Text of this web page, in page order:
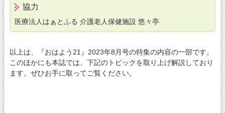
協力
医療法人はぁとふる 介護老人保健施設 悠々亭
以上は、『おはよう21』2023年8月号の特集の内容の一部です。
このほかにも本誌では、下記のトピックを取り上げ解説しており
ます。ぜひお手に取ってご覧ください。